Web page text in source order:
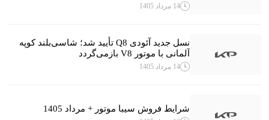
14 مرداد 1405
نسل جدید آئودی Q8 تأیید شد؛ شاسی‌بلند کوپه
آلمانی با موتور V8 بازمی‌گردد
14 مرداد 1405
شرایط فروش سیبا موتور + مرداد 1405